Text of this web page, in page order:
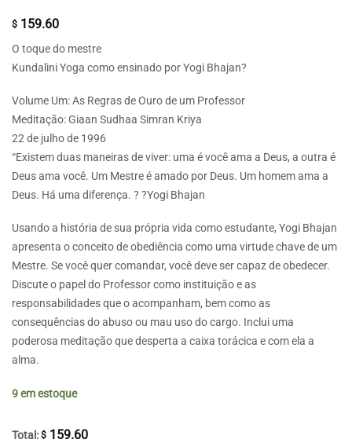
$ 159.60
O toque do mestre
Kundalini Yoga como ensinado por Yogi Bhajan?
Volume Um: As Regras de Ouro de um Professor
Meditação: Giaan Sudhaa Simran Kriya
22 de julho de 1996
“Existem duas maneiras de viver: uma é você ama a Deus, a outra é
Deus ama você. Um Mestre é amado por Deus. Um homem ama a
Deus. Há uma diferença. ? ?Yogi Bhajan
Usando a história de sua própria vida como estudante, Yogi Bhajan
apresenta o conceito de obediência como uma virtude chave de um
Mestre. Se você quer comandar, você deve ser capaz de obedecer.
Discute o papel do Professor como instituição e as
responsabilidades que o acompanham, bem como as
consequências do abuso ou mau uso do cargo. Inclui uma
poderosa meditação que desperta a caixa torácica e com ela a
alma.
9 em estoque
Total: $ 159.60